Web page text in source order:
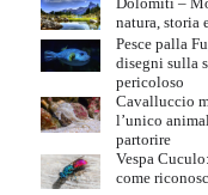
natura, storia
Pesce palla
disegni sulla
pericoloso
Cavalluccio
l’unico
partorire
Vespa
come